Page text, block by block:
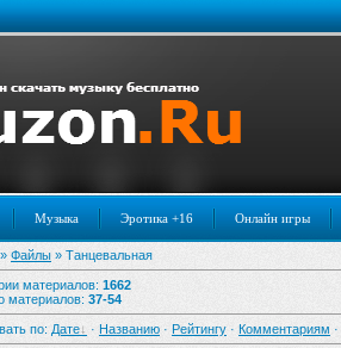
Музыка Эротика +16 Онлайн игры
» Файлы » Танцевальная
материалов: 1662
материалов: 37-54
по: Дате · Названию · Рейтингу · Комментариям ·